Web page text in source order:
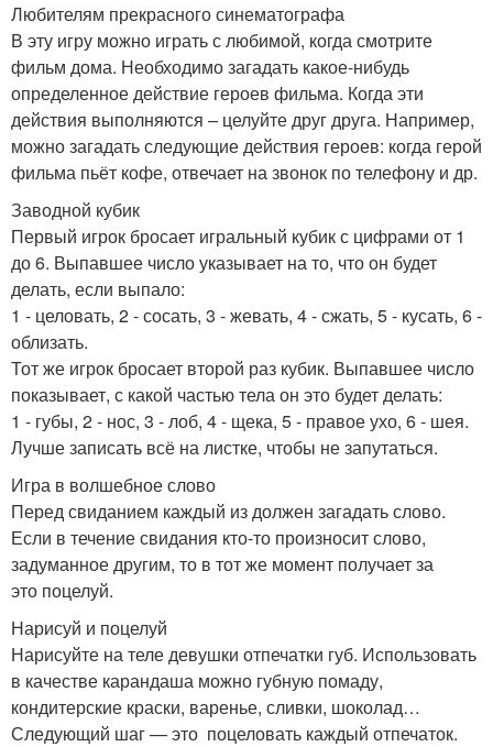
Любителям прекрасного синематографа
В эту игру можно играть с любимой, когда смотрите
фильм дома. Необходимо загадать какое-нибудь
определенное действие героев фильма. Когда эти
действия выполняются – целуйте друг друга. Например,
можно загадать следующие действия героев: когда герой
фильма пьёт кофе, отвечает на звонок по телефону и др.
Заводной кубик
Первый игрок бросает игральный кубик с цифрами от 1
до 6. Выпавшее число указывает на то, что он будет
делать, если выпало:
1 - целовать, 2 - сосать, 3 - жевать, 4 - сжать, 5 - кусать, 6 -
облизать.
Тот же игрок бросает второй раз кубик. Выпавшее число
показывает, с какой частью тела он это будет делать:
1 - губы, 2 - нос, 3 - лоб, 4 - щека, 5 - правое ухо, 6 - шея.
Лучше записать всё на листке, чтобы не запутаться.
Игра в волшебное слово
Перед свиданием каждый из должен загадать слово.
Если в течение свидания кто-то произносит слово,
задуманное другим, то в тот же момент получает за
это поцелуй.
Нарисуй и поцелуй
Нарисуйте на теле девушки отпечатки губ. Использовать
в качестве карандаша можно губную помаду,
кондитерские краски, варенье, сливки, шоколад…
Следующий шаг — это поцеловать каждый отпечаток.